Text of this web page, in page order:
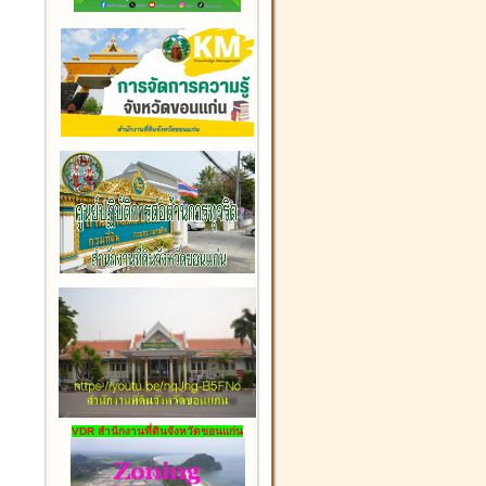
VDR สำนักงานที่ดินจังหวัดขอนแก่น